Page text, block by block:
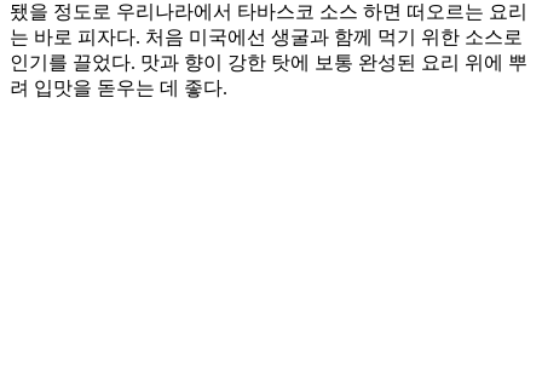
됐을 정도로 우리나라에서 타바스코 소스 하면 떠오르는 요리
는 바로 피자다. 처음 미국에선 생굴과 함께 먹기 위한 소스로
인기를 끌었다. 맛과 향이 강한 탓에 보통 완성된 요리 위에 뿌
려 입맛을 돋우는 데 좋다.